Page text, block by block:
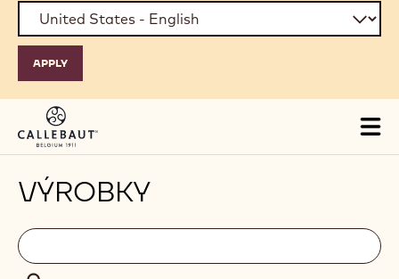
VÝROBKY
Filters
Filters:
search
Hledat